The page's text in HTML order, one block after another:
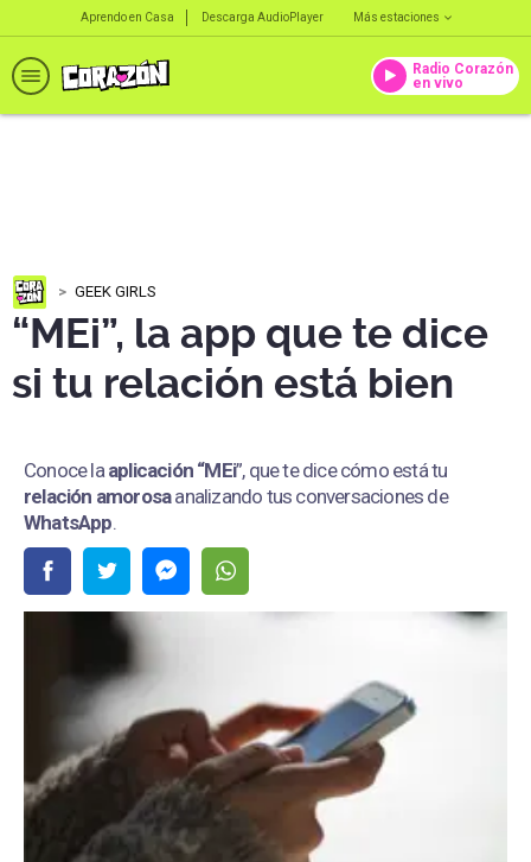
Aprendo en Casa Descarga AudioPlayer Más estaciones
Radio Corazón
en vivo
GEEK GIRLS
“MEi”, la app que te dice
si tu relación está bien
Conoce la aplicación “MEi”, que te dice cómo está tu
relación amorosaanalizando tus conversaciones de
WhatsApp.